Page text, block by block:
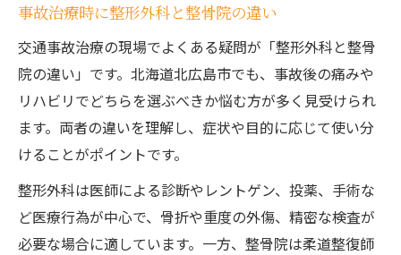
事故治療時に整形外科と整骨院の違い
交通事故治療の現場でよくある疑問が「整形外科と整骨
院の違い」です。北海道北広島市でも、事故後の痛みや
リハビリでどちらを選ぶべきか悩む方が多く見受けられ
ます。両者の違いを理解し、症状や目的に応じて使い分
けることがポイントです。
整形外科は医師による診断やレントゲン、投薬、手術な
ど医療行為が中心で、骨折や重度の外傷、精密な検査が
必要な場合に適しています。一方、整骨院は柔道整復師